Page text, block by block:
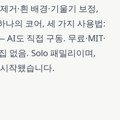
거·흰 배경·기울기 보정,
나의 코어, 세 가지 사용법:
도 직접 구동. 무료·MIT·
없음. Solo 패밀리이며,
작됐습니다.